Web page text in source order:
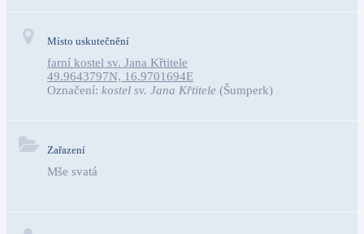
Místo uskutečnění
farní kostel sv. Jana Křtitele
49.9643797N, 16.9701694E
Označení: kostel sv. Jana Křtitele (Šumperk)
Zařazení
Mše svatá